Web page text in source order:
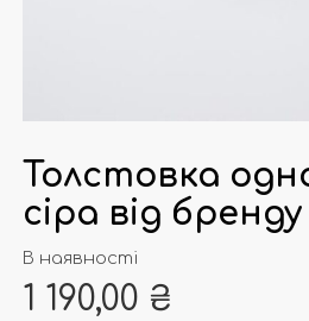
Толстовка
сіра від
В наявності
1 190,00 ₴